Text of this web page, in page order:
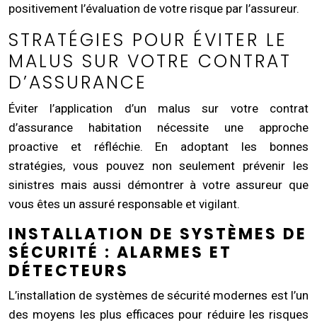
positivement l’évaluation de votre risque par l’assureur.
STRATÉGIES POUR ÉVITER LE
MALUS SUR VOTRE CONTRAT
D’ASSURANCE
Éviter l’application d’un malus sur votre contrat
d’assurance habitation nécessite une approche
proactive et réfléchie. En adoptant les bonnes
stratégies, vous pouvez non seulement prévenir les
sinistres mais aussi démontrer à votre assureur que
vous êtes un assuré responsable et vigilant.
INSTALLATION DE SYSTÈMES DE
SÉCURITÉ : ALARMES ET
DÉTECTEURS
L’installation de systèmes de sécurité modernes est l’un
des moyens les plus efficaces pour réduire les risques